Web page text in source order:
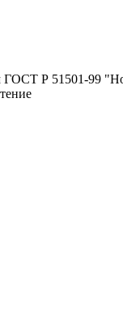
ГОСТ Р 51501-99